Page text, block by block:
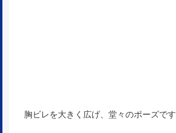
胸ビレを大きく広げ、堂々のポーズです